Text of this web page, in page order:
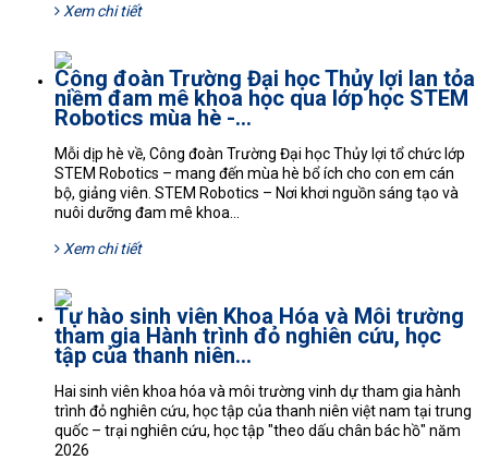
Xem chi tiết
Công đoàn Trường Đại học Thủy lợi lan tỏa
niềm đam mê khoa học qua lớp học STEM
Robotics mùa hè -...
Mỗi dịp hè về, Công đoàn Trường Đại học Thủy lợi tổ chức lớp
STEM Robotics – mang đến mùa hè bổ ích cho con em cán
bộ, giảng viên. STEM Robotics – Nơi khơi nguồn sáng tạo và
nuôi dưỡng đam mê khoa...
Xem chi tiết
Tự hào sinh viên Khoa Hóa và Môi trường
tham gia Hành trình đỏ nghiên cứu, học
tập của thanh niên...
Hai sinh viên khoa hóa và môi trường vinh dự tham gia hành
trình đỏ nghiên cứu, học tập của thanh niên việt nam tại trung
quốc – trại nghiên cứu, học tập "theo dấu chân bác hồ" năm
2026